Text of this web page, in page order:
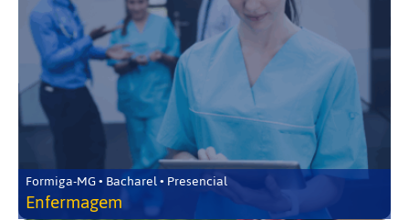
Formiga-MG • Bacharel • Presencial
Enfermagem